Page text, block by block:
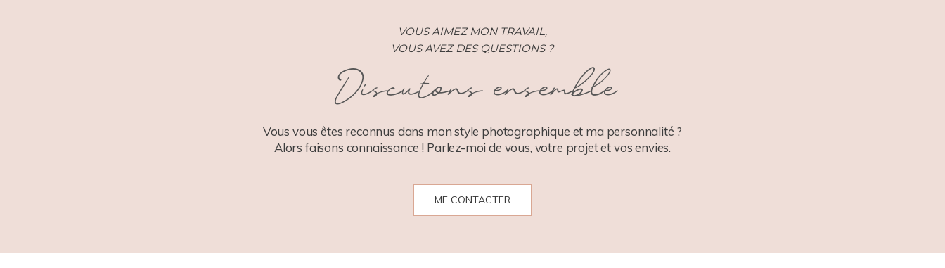
VOUS AIMEZ MON TRAVAIL,
VOUS AVEZ DES QUESTIONS ?
Discutons ensemble
Vous vous êtes reconnus dans mon style photographique et ma personnalité ?
Alors faisons connaissance ! Parlez-moi de vous, votre projet et vos envies.
ME CONTACTER